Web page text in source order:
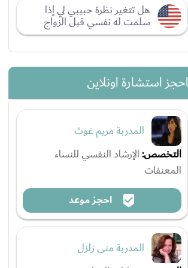
هل تتغير نظرة حبيبي لي إذا
سلمت له نفسي قبل الزواج
احجز استشارة اونلاين
المدربة مريم غوث
التخصص:الإرشاد النفسي للنساء
المعنفات
احجز موعد
المدربة منى زلزل